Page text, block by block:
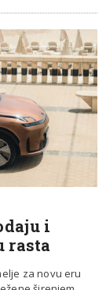
i
rasta
za novu eru